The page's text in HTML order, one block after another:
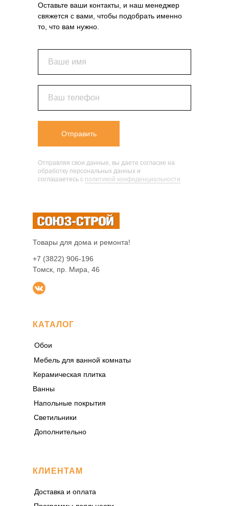
Ваше имя
Ваш телефон
Отправить
Оставьте ваши контакты, и наш менеджер
свяжется с вами, чтобы подобрать именно
то, что вам нужно.
Отправляя свои данные, вы даете согласие на
обработку персональных данных и
соглашаетесь c политикой конфиденциальности
КАТАЛОГ
КЛИЕНТАМ
Товары для дома и ремонта!
Обои
Мебель для ванной комнаты
Доставка и оплата
+7 (3822) 906-196
Томск, пр. Мира, 46
Напольные покрытия
Светильники
Дополнительно
Керамическая плитка
Ванны